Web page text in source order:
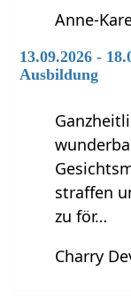
Anne-
13.09.2026 -
Ausbildung
straffen
zu för…
Charry